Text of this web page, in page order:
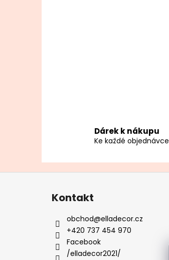
Dárek k nákupu
Ke každé objednávce
Z
Kontakt
obchod@elladecor.cz
+420 737 454 970
Facebook
/elladecor2021/